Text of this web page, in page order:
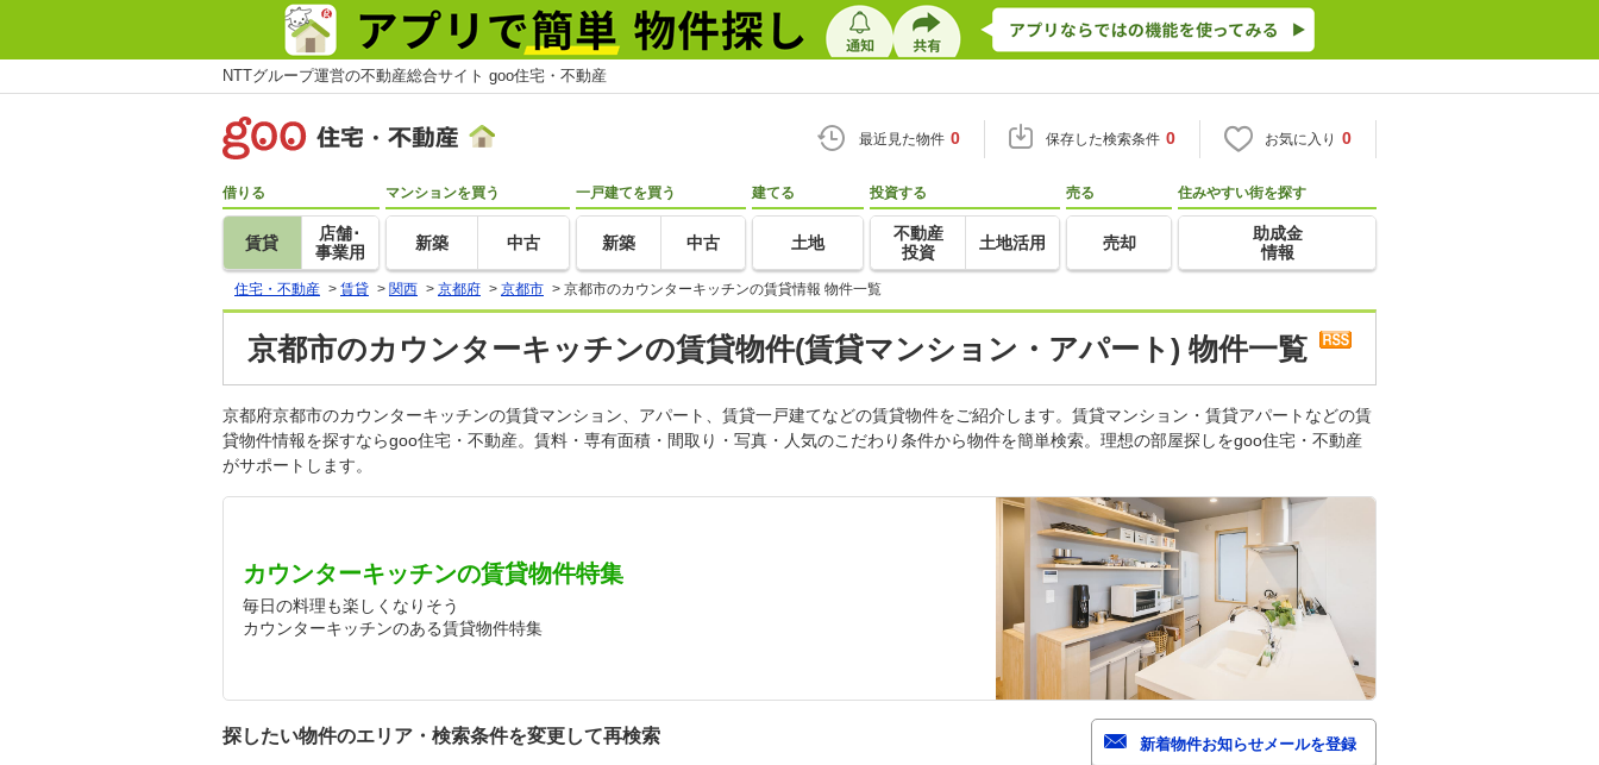
NTTグループ運営の不動産総合サイト goo住宅・不動産
最近見た物件 0 保存した検索条件 0 お気に入り 0
借りる
賃貸
店舗･
事業用
マンションを買う
新築 中古
一戸建てを買う
新築 中古
建てる
土地
投資する
不動産
投資
土地活用
売る
売却
住みやすい街を探す
助成金
情報
住宅・不動産 > 賃貸 > 関西 > 京都府 > 京都市 > 京都市のカウンターキッチンの賃貸情報 物件一覧
京都市のカウンターキッチンの賃貸物件(賃貸マンション・アパート) 物件一覧
京都府京都市のカウンターキッチンの賃貸マンション、アパート、賃貸一戸建てなどの賃貸物件をご紹介します。賃貸マンション・賃貸アパートなどの賃
貸物件情報を探すならgoo住宅・不動産。賃料・専有面積・間取り・写真・人気のこだわり条件から物件を簡単検索。理想の部屋探しをgoo住宅・不動産
がサポートします。
カウンターキッチンの賃貸物件特集
毎日の料理も楽しくなりそう
カウンターキッチンのある賃貸物件特集
探したい物件のエリア・検索条件を変更して再検索